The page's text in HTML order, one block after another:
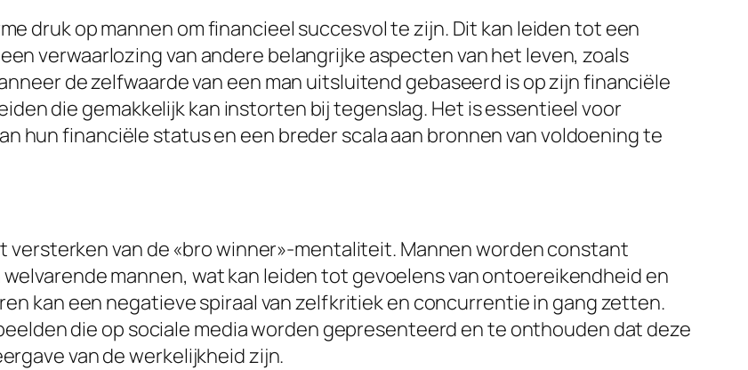
druk op mannen om financieel succesvol te zijn. Dit kan leiden tot een
verwaarlozing van andere belangrijke aspecten van het leven, zoals
de zelfwaarde van een man uitsluitend gebaseerd is op zijn financiële
die gemakkelijk kan instorten bij tegenslag. Het is essentieel voor
hun financiële status en een breder scala aan bronnen van voldoening te
versterken van de «bro winner»-mentaliteit. Mannen worden constant
mannen, wat kan leiden tot gevoelens van ontoereikendheid en
kan een negatieve spiraal van zelfkritiek en concurrentie in gang zetten.
die op sociale media worden gepresenteerd en te onthouden dat deze
van de werkelijkheid zijn.